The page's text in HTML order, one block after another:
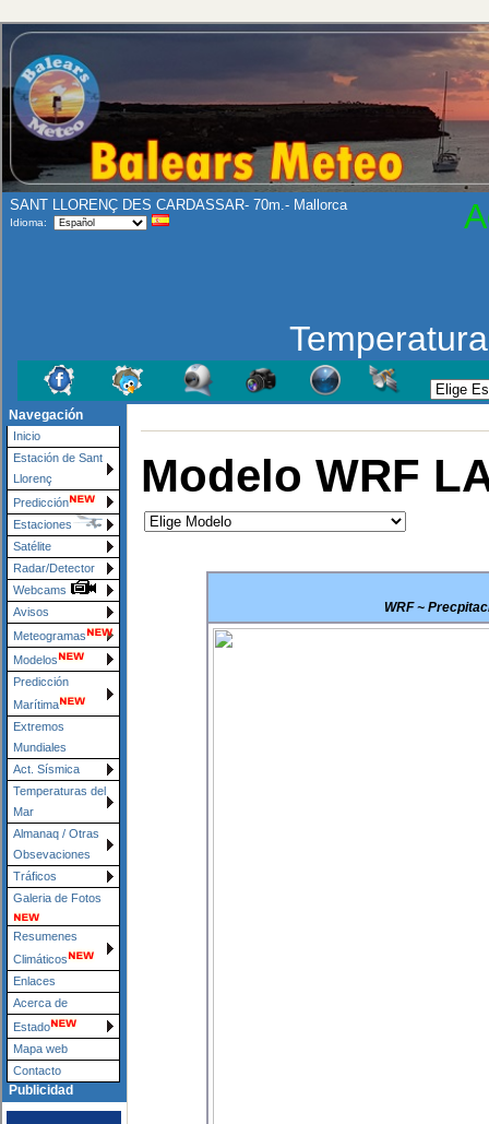
SANT LLORENÇ DES CARDASSAR- 70m.- Mallorca
Idioma:
Navegación
Inicio
Estación de Sant
Llorenç
Predicción
Estaciones
Satélite
Radar/Detector
Webcams
Avisos
Meteogramas
Modelos
Predicción
Marítima
Extremos
Mundiales
Act. Sísmica
Temperaturas del
Mar
Almanaq / Otras
Obsevaciones
Tráficos
Galeria de Fotos
Resumenes
Climáticos
Enlaces
Acerca de
Estado
Mapa web
Contacto
Publicidad
Modelo WRF
WRF ~